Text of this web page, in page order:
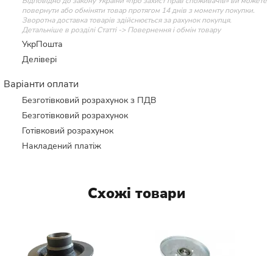
повернути або обміняти товар протягом 14 днів з моменту покупки.
Зворотна доставка товарів здійснюється за рахунок покупця.
Детальніше в розділі Статті -> Повернення і обмін товару
УкрПошта
Делівері
Варіанти оплати
Безготівковий розрахунок з ПДВ
Безготівковий розрахунок
Готівковий розрахунок
Накладений платіж
Схожі товари